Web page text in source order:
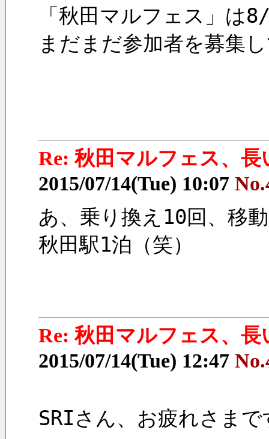
「秋田マルフェス」は
まだまだ参加者を募集
Re: 秋田マルフェス、
2015/07/14(Tue) 10:07
あ、乗り換え10回、移
秋田駅1泊（笑）
Re: 秋田マルフェス、
2015/07/14(Tue) 12:47
SRIさん、お疲れさまで